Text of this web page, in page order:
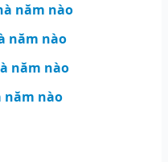
năm nào
năm nào
năm nào
năm nào